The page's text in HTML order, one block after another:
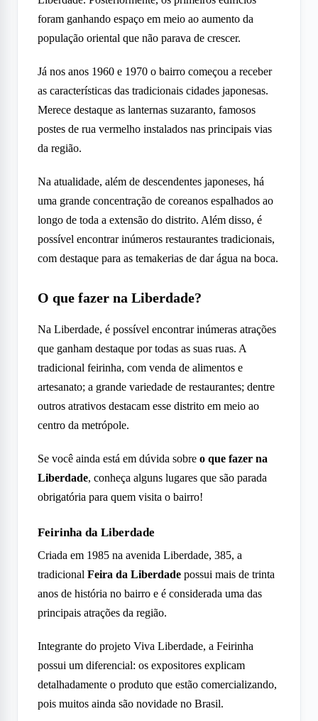
foram ganhando espaço em meio ao aumento da
população oriental que não parava de crescer.
Já nos anos 1960 e 1970 o bairro começou a receber
as características das tradicionais cidades japonesas.
Merece destaque as lanternas suzaranto, famosos
postes de rua vermelho instalados nas principais vias
da região.
Na atualidade, além de descendentes japoneses, há
uma grande concentração de coreanos espalhados ao
longo de toda a extensão do distrito. Além disso, é
possível encontrar inúmeros restaurantes tradicionais,
com destaque para as temakerias de dar água na boca.
O que fazer na Liberdade?
Na Liberdade, é possível encontrar inúmeras atrações
que ganham destaque por todas as suas ruas. A
tradicional feirinha, com venda de alimentos e
artesanato; a grande variedade de restaurantes; dentre
outros atrativos destacam esse distrito em meio ao
centro da metrópole.
Se você ainda está em dúvida sobre o que fazer na
Liberdade, conheça alguns lugares que são parada
obrigatória para quem visita o bairro!
Feirinha da Liberdade
Criada em 1985 na avenida Liberdade, 385, a
tradicional Feira da Liberdade possui mais de trinta
anos de história no bairro e é considerada uma das
principais atrações da região.
Integrante do projeto Viva Liberdade, a Feirinha
possui um diferencial: os expositores explicam
detalhadamente o produto que estão comercializando,
pois muitos ainda são novidade no Brasil.